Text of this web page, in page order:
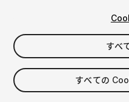
$12
消費税は決済時に計算されます
すべ
すべての